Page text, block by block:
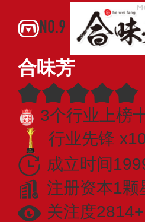
NO.9
合味芳
3个行业上榜
行业先锋
成立时间
注册资本1颗
关注度2814+